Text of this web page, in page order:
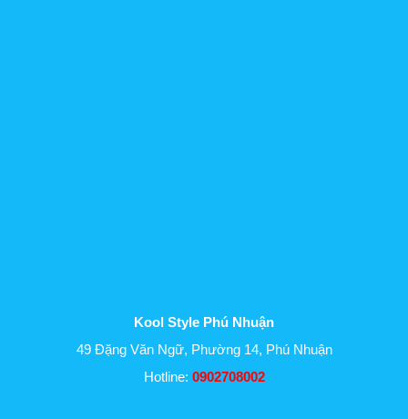
Kool Style Phú Nhuận
49 Đặng Văn Ngữ, Phường 14, Phú Nhuận
Hotline: 0902708002